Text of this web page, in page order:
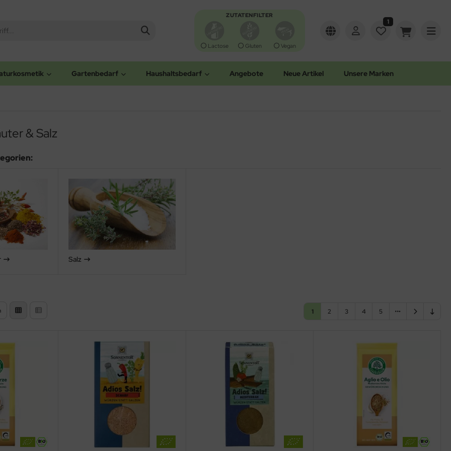
ZUTATENFILTER
Lactose Gluten Vegan
1
Gartenbedarf Haushaltsbedarf Angebote Neue Artikel Unsere Marken
& Salz
Salz
1 2 3 4 5